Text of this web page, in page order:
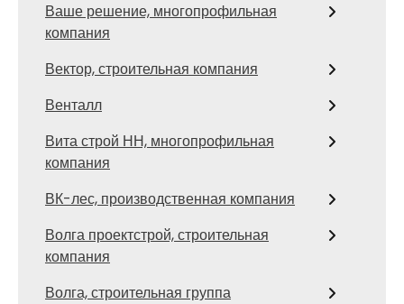
Ваше решение, многопрофильная
компания
Вектор, строительная компания
Венталл
Вита строй НН, многопрофильная
компания
ВК-лес, производственная компания
Волга проектстрой, строительная
компания
Волга, строительная группа